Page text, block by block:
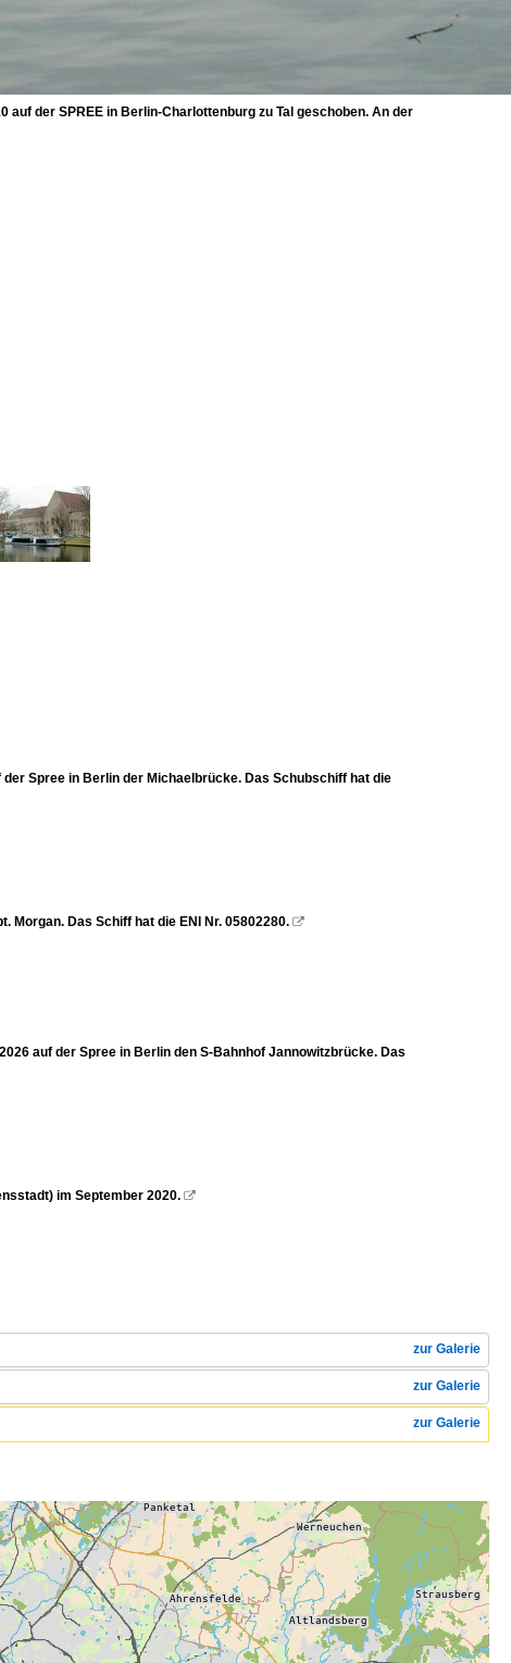
auf der SPREE in Berlin-Charlottenburg zu Tal geschoben. An der
Spree in Berlin der Michaelbrücke. Das Schubschiff hat die
Morgan. Das Schiff hat die ENI Nr. 05802280. 
auf der Spree in Berlin den S-Bahnhof Jannowitzbrücke. Das
im September 2020. 
zur Galerie
zur Galerie
zur Galerie